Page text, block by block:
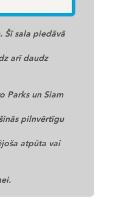
Šī sala piedāvā
arī daudz
Parks un Siam
pilnvērtīgu
atpūta vai